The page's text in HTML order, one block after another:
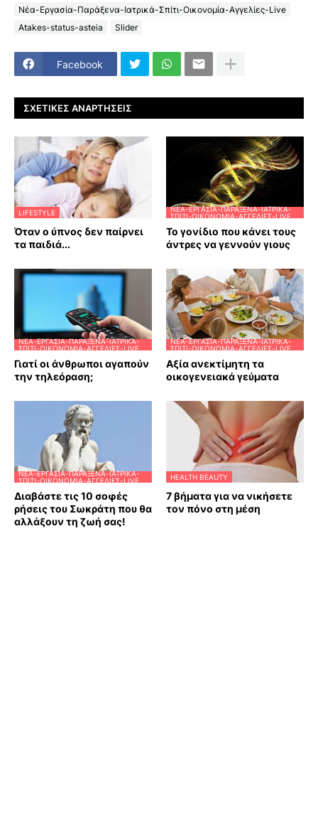
Νέα-Εργασία-Παράξενα-Ιατρικά-Σπίτι-Οικονομία-Αγγελίες-Live
Atakes-status-asteia
Slider
Facebook
ΣΧΕΤΙΚΈΣ ΑΝΑΡΤΉΣΕΙΣ
LIFESTYLE
Όταν ο ύπνος δεν παίρνει
τα παιδιά...
ΝΈΑ-ΕΡΓΑΣΊΑ-ΠΑΡΆΞΕΝΑ-ΙΑΤΡΙΚΆ-
ΣΠΊΤΙ-ΟΙΚΟΝΟΜΊΑ-ΑΓΓΕΛΊΕΣ-LIVE
Το γονίδιο που κάνει τους
άντρες να γεννούν γιους
ΝΈΑ-ΕΡΓΑΣΊΑ-ΠΑΡΆΞΕΝΑ-ΙΑΤΡΙΚΆ-
ΣΠΊΤΙ-ΟΙΚΟΝΟΜΊΑ-ΑΓΓΕΛΊΕΣ-LIVE
Γιατί οι άνθρωποι αγαπούν
την τηλεόραση;
ΝΈΑ-ΕΡΓΑΣΊΑ-ΠΑΡΆΞΕΝΑ-ΙΑΤΡΙΚΆ-
ΣΠΊΤΙ-ΟΙΚΟΝΟΜΊΑ-ΑΓΓΕΛΊΕΣ-LIVE
Αξία ανεκτίμητη τα
οικογενειακά γεύματα
ΝΈΑ-ΕΡΓΑΣΊΑ-ΠΑΡΆΞΕΝΑ-ΙΑΤΡΙΚΆ-
ΣΠΊΤΙ-ΟΙΚΟΝΟΜΊΑ-ΑΓΓΕΛΊΕΣ-LIVE
Διαβάστε τις 10 σοφές
ρήσεις του Σωκράτη που θα
αλλάξουν τη ζωή σας!
HEALTH BEAUTY
7 βήματα για να νικήσετε
τον πόνο στη μέση